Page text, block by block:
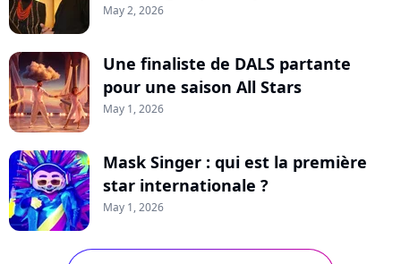
May 2, 2026
Une finaliste de DALS partante
pour une saison All Stars
May 1, 2026
Mask Singer : qui est la première
star internationale ?
May 1, 2026